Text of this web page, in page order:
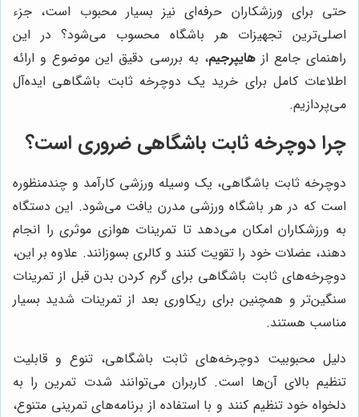
حتی برای ورزشکاران حرفه‌ای نیز بسیار محبوب است، جزء
اصلی‌ترین تجهیزات هر باشگاه محسوب می‌شود؟ در این
راهنمای جامع ازهایپرجیم، به بررسی دقیق این موضوع و ارائه
اطلاعات کامل برای خرید یک دوچرخه ثابت باشگاهی ایده‌آل
می‌پردازیم.
چرا دوچرخه ثابت باشگاهی ضروری است؟
دوچرخه ثابت باشگاهی، یک وسیله ورزشی کارآمد و چندمنظوره
است که در هر باشگاه ورزشی مدرن یافت می‌شود. این دستگاه
به ورزشکاران امکان می‌دهد تا تمرینات هوازی موثری را انجام
دهند، عضلات خود را تقویت کنند و کالری بسوزانند. علاوه بر این،
دوچرخه‌های ثابت باشگاهی برای گرم کردن بدن قبل از تمرینات
سنگین‌تر و همچنین برای ریکاوری بعد از تمرینات شدید بسیار
مناسب هستند.
دلیل محبوبیت دوچرخه‌های ثابت باشگاهی، تنوع و قابلیت
تنظیم بالای آن‌ها است. کاربران می‌توانند شدت تمرین را به
دلخواه خود تنظیم کنند و با استفاده از برنامه‌های تمرینی متنوع،